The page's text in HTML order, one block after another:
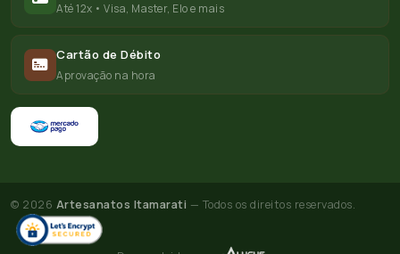
Até 12x • Visa, Master, Elo e mais
Cartão de Débito
Aprovação na hora
© 2026 Artesanatos Itamarati — Todos os direitos reservados.